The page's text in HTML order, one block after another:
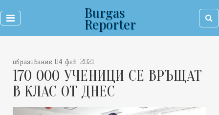
Burgas
Reporter
образование 04 фев. 2021
170 000 УЧЕНИЦИ СЕ ВРЪЩАТ
В КЛАС ОТ ДНЕС